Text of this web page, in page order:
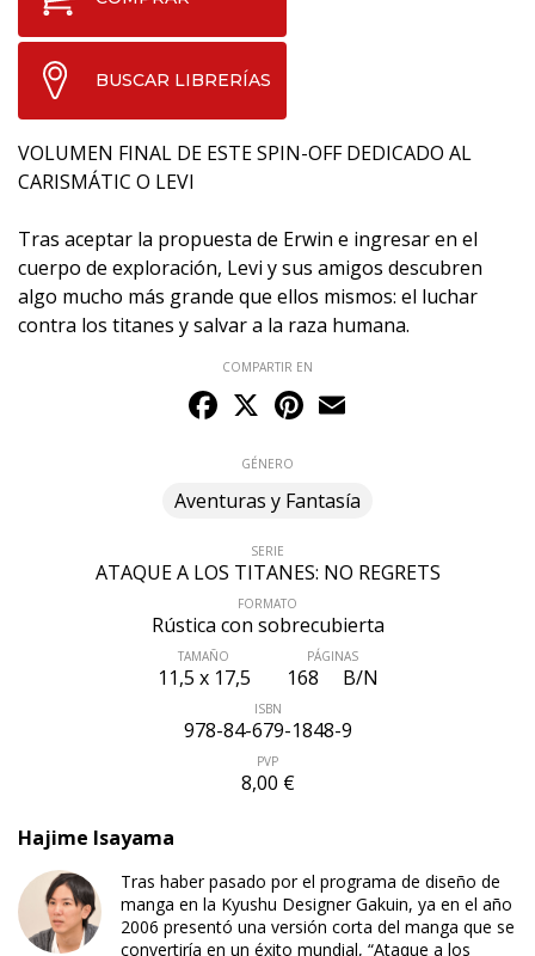
BUSCAR LIBRERÍAS
VOLUMEN FINAL DE ESTE SPIN-OFF DEDICADO AL
CARISMÁTIC O LEVI
Tras aceptar la propuesta de Erwin e ingresar en el
cuerpo de exploración, Levi y sus amigos descubren
algo mucho más grande que ellos mismos: el luchar
contra los titanes y salvar a la raza humana.
COMPARTIR EN
Facebook
X Pinterest
GÉNERO
Aventuras y Fantasía
SERIE
ATAQUE A LOS TITANES: NO REGRETS
FORMATO
Rústica con sobrecubierta
TAMAÑO
11,5 x 17,5
PÁGINAS
168 B/N
ISBN
978-84-679-1848-9
PVP
8,00 €
Hajime Isayama
Tras haber pasado por el programa de diseño de
manga en la Kyushu Designer Gakuin, ya en el año
2006 presentó una versión corta del manga que se
convertiría en un éxito mundial, “Ataque a los
ÚLTIMO NÚMERO PUBLICADO